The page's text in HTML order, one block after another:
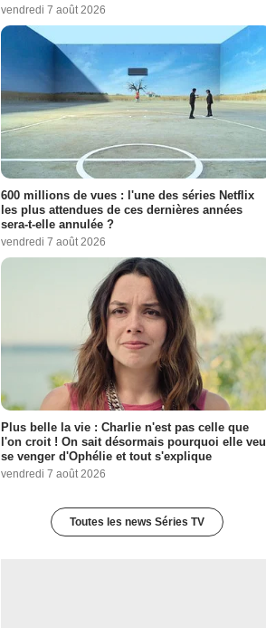
vendredi 7 août 2026
600 millions de vues : l'une des séries Netflix
les plus attendues de ces dernières années
sera-t-elle annulée ?
vendredi 7 août 2026
Plus belle la vie : Charlie n'est pas celle que
l'on croit ! On sait désormais pourquoi elle
se venger d'Ophélie et tout s'explique
vendredi 7 août 2026
Toutes les news Séries TV